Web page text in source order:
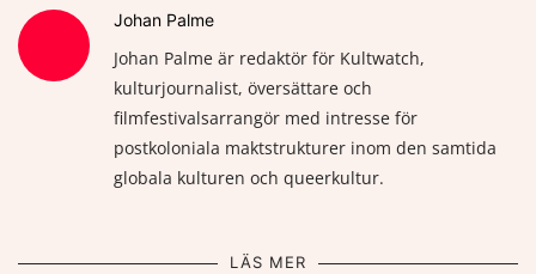
Johan Palme
Johan Palme är redaktör för Kultwatch,
kulturjournalist, översättare och
filmfestivalsarrangör med intresse för
postkoloniala maktstrukturer inom den samtida
globala kulturen och queerkultur.
LÄS MER